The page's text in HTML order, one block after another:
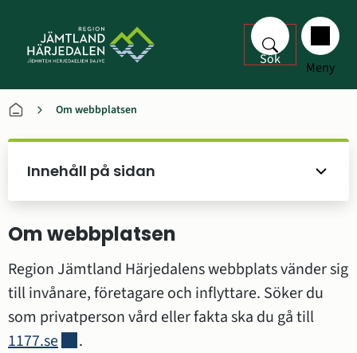
Sök Meny
Om webbplatsen
Innehåll på sidan
Om webbplatsen
Region Jämtland Härjedalens webbplats vänder sig
till invånare, företagare och inflyttare. Söker du
1177.seLänk till annan webbplats.
.